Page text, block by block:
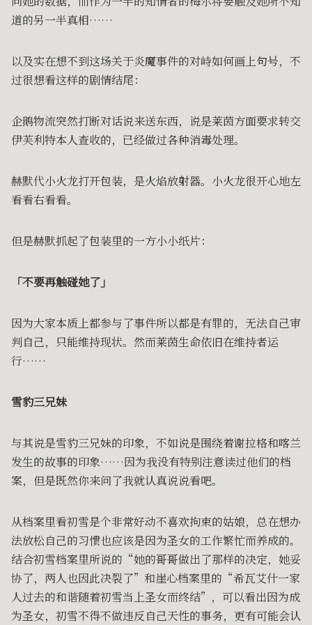
道的另一半真相……
以及实在想不到这场关于炎魔事件的对峙如何画上句号，不
过很想看这样的剧情结尾：
企鹅物流突然打断对话说来送东西，说是莱茵方面要求转交
伊芙利特本人查收的，已经做过各种消毒处理。
赫默代小火龙打开包装，是火焰放射器。小火龙很开心地左
看看右看看。
但是赫默抓起了包装里的一方小小纸片：
「不要再触碰她了」
因为大家本质上都参与了事件所以都是有罪的，无法自己审
判自己，只能维持现状。然而莱茵生命依旧在维持者运
行……
雪豹三兄妹
与其说是雪豹三兄妹的印象，不如说是围绕着谢拉格和喀兰
发生的故事的印象……因为我没有特别注意读过他们的档
案，但是既然你来问了我就认真说说看吧。
从档案里看初雪是个非常好动不喜欢拘束的姑娘，总在想办
法放松自己的习惯也应该是因为圣女的工作繁忙而养成的。
结合初雪档案里所说的“她的哥哥做出了那样的决定，她妥
协了，两人也因此决裂了”和崖心档案里的“希瓦艾什一家
人过去的和谐随着初雪当上圣女而终结”，可以看出因为成
为圣女，初雪不得不做违反自己天性的事务，更有可能会认